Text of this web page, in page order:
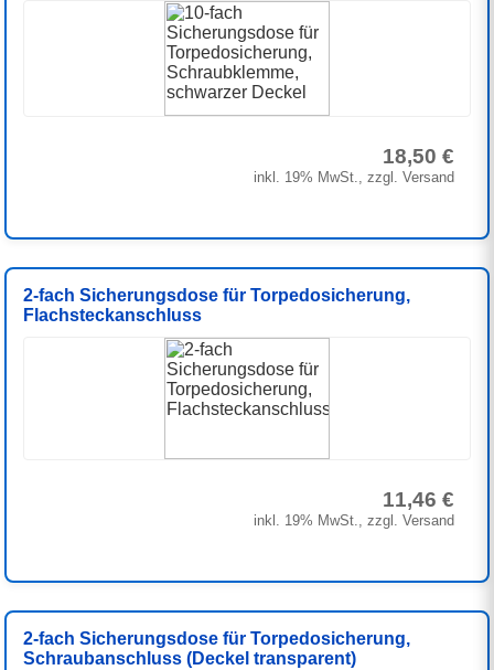
18,50 €
inkl. 19% MwSt., zzgl. Versand
2-fach Sicherungsdose für Torpedosicherung,
Flachsteckanschluss
11,46 €
inkl. 19% MwSt., zzgl. Versand
2-fach Sicherungsdose für Torpedosicherung,
Schraubanschluss (Deckel transparent)